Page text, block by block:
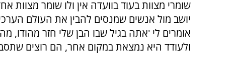
שומרי מצוות בעוד בוועדה אין ולו שומר
יושב מול אנשים שמנסים להבין את העולם
אומרים לי 'אתה בגיל שבו הבן שלי חזר
ולעודד היא נמצאת במקום אחר, הם רוצים